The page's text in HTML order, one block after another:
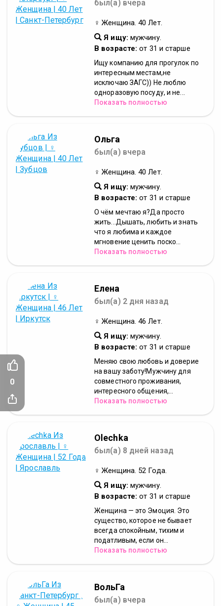
был(а) вчера
♀ Женщина. 40 Лет.
Я ищу: мужчину.
В возрасте: от 31 и старше
Ищу компанию для прогулок по
интересным местам,не
исключаю ЗАГС)) Не люблю
одноразовую посуду, и не...
Показать полностью
Ольга
был(а) вчера
♀ Женщина. 40 Лет.
Я ищу: мужчину.
В возрасте: от 31 и старше
О чём мечтаю я?Да просто
жить...Дышать, любить и знать
что я любима и каждое
мгновение ценить поско...
Показать полностью
Елена
был(а) 2 дня назад
♀ Женщина. 46 Лет.
Я ищу: мужчину.
В возрасте: от 31 и старше
Меняю свою любовь и доверие
на вашу заботу!Мужчину для
совместного проживания,
интересного общения,...
Показать полностью
Olechka
был(а) 8 дней назад
♀ Женщина. 52 Года.
Я ищу: мужчину.
В возрасте: от 31 и старше
Женщина — это Эмоция. Это
существо, которое не бывает
всегда спокойным, тихим и
податливым, если он...
Показать полностью
ВольГа
был(а) вчера
0